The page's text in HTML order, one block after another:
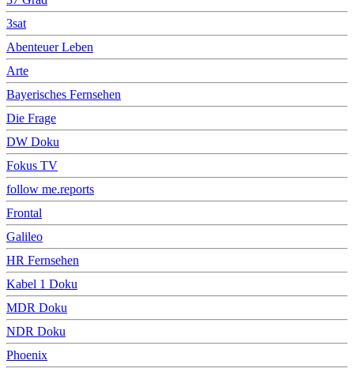
3sat
Abenteuer Leben
Arte
Bayerisches Fernsehen
Die Frage
DW Doku
Fokus TV
follow me.reports
Frontal
Galileo
HR Fernsehen
Kabel 1 Doku
MDR Doku
NDR Doku
Phoenix